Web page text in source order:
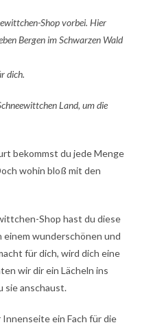
Shop vorbei. Hier
Bergen im Schwarzen Wald
dich.
Land, um die
bekommst du jede Menge
wohin bloß mit den
Shop hast du diese
wunderschönen und
für dich, wird dich eine
wir dir ein Lächeln ins
sie anschaust.
ein Fach für die